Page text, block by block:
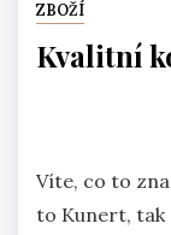
ZBOŽÍ
Kvalitní
Víte, co to
to Kunert, tak